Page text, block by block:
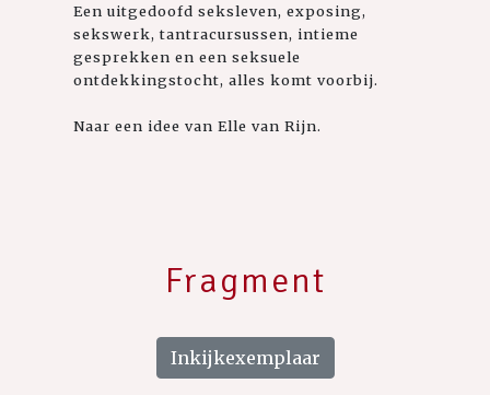
Een uitgedoofd seksleven, exposing,
sekswerk, tantracursussen, intieme
gesprekken en een seksuele
ontdekkingstocht, alles komt voorbij.
Naar een idee van Elle van Rijn.
Fragment
Inkijkexemplaar